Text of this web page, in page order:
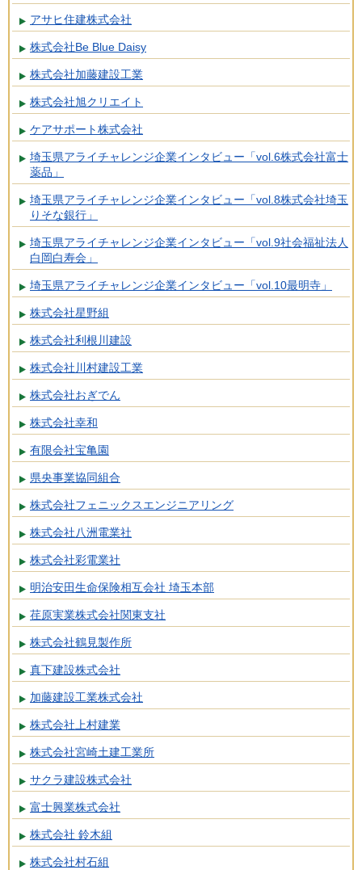
アサヒ住建株式会社
株式会社Be Blue Daisy
株式会社加藤建設工業
株式会社旭クリエイト
ケアサポート株式会社
埼玉県アライチャレンジ企業インタビュー「vol.6株式会社富士
薬品」
埼玉県アライチャレンジ企業インタビュー「vol.8株式会社埼玉
りそな銀行」
埼玉県アライチャレンジ企業インタビュー「vol.9社会福祉法人
白岡白寿会」
埼玉県アライチャレンジ企業インタビュー「vol.10最明寺」
株式会社星野組
株式会社利根川建設
株式会社川村建設工業
株式会社おぎでん
株式会社幸和
有限会社宝亀園
県央事業協同組合
株式会社フェニックスエンジニアリング
株式会社八洲電業社
株式会社彩電業社
明治安田生命保険相互会社 埼玉本部
荏原実業株式会社関東支社
株式会社鶴見製作所
真下建設株式会社
加藤建設工業株式会社
株式会社上村建業
株式会社宮崎土建工業所
サクラ建設株式会社
富士興業株式会社
株式会社 鈴木組
株式会社村石組